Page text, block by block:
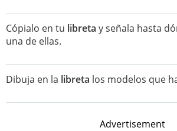
Cópialo en tu libreta y señala hasta
una de ellas.
Dibuja en la libreta los modelos que
Advertisement